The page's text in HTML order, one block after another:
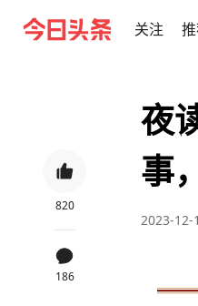
关注
820
186
夜
事
2023-12-